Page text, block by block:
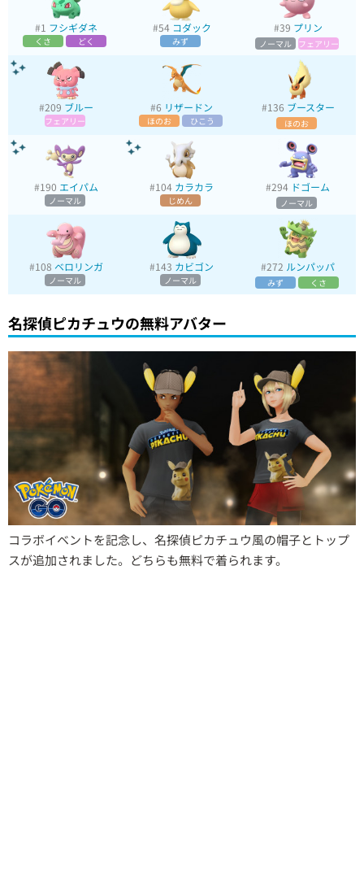
#1 フシギダネ
くさ どく
#54 コダック
みず
#39 プリン
ノーマル フェアリー
#209 ブルー
フェアリー
#6 リザードン
ほのお ひこう
#136 ブースター
ほのお
#190 エイパム
ノーマル
#104 カラカラ
じめん
#294 ドゴーム
ノーマル
#108 ベロリンガ
ノーマル
#143 カビゴン
ノーマル
#272 ルンパッパ
みず くさ
名探偵ピカチュウの無料アバター
コラボイベントを記念し、名探偵ピカチュウ風の帽子とトップ
スが追加されました。どちらも無料で着られます。